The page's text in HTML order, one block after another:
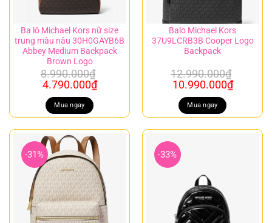
Ba lô Michael Kors nữ size
trung màu nâu 30H0GAYB6B
Abbey Medium Backpack
Brown Logo
8.990.000₫
Giá
gốc
là:
8.990.000₫.
4.790.000₫Giá
là:
4.790.000₫.
Mua ngay
Balo Michael Kors
37U9LCRB3B Cooper Logo
Backpack
12.990.000₫
Giá
gốc
là:
12.990.000₫.
10.990.000₫Giá
là:
Mua ngay
-31% -33%